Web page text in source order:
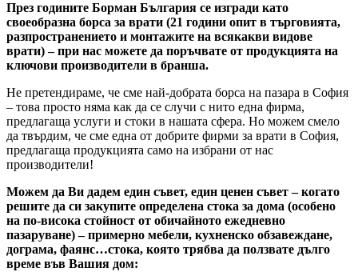
През годините Борман България се изгради като
своеобразна борса за врати (21 години опит в търговията,
разпространението и монтажите на всякакви видове
врати) – при нас можете да поръчвате от продукцията на
ключови производители в бранша.
Не претендираме, че сме най-добрата борса на пазара в София
– това просто няма как да се случи с нито една фирма,
предлагаща услуги и стоки в нашата сфера. Но можем смело
да твърдим, че сме една от добрите фирми за врати в София,
предлагаща продукцията само на избрани от нас
производители!
Можем да Ви дадем един съвет, един ценен съвет – когато
решите да си закупите определена стока за дома (особено
на по-висока стойност от обичайното ежедневно
пазаруване) – примерно мебели, кухненско обзавеждане,
дограма, фаянс…стока, която трябва да ползвате дълго
време във Вашия дом: